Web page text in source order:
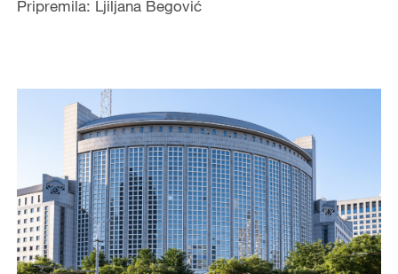
Pripremila: Ljiljana Begović